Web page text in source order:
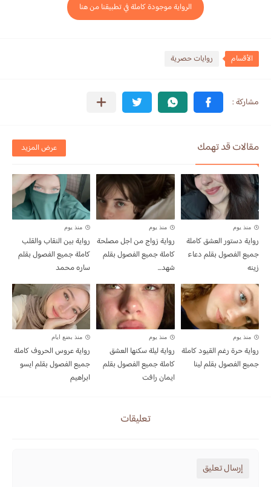
الرواية موجودة كاملة في تطبيقنا من هنا
الأقسام روايات حصرية
مقالات قد تهمك عرض المزيد
منذ يوم
رواية دستور العشق كاملة
جميع الفصول بقلم دعاء
زينه
منذ يوم
رواية زواج من اجل مصلحة
كاملة جميع الفصول بقلم
شهد...
منذ يوم
رواية بين النقاب والقلب
كاملة جميع الفصول بقلم
ساره محمد
منذ يوم
رواية حرة رغم القيود كاملة
جميع الفصول بقلم لينا
منذ يوم
رواية ليلة سكنها العشق
كاملة جميع الفصول بقلم
ايمان رافت
منذ بضع ايام
رواية عروس الحروف كاملة
جميع الفصول بقلم ايسو
ابراهيم
تعليقات
إرسال تعليق